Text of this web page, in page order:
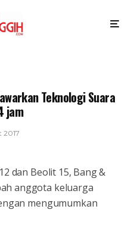
Teknologi Suara
jam
2017
dan Beolit 15, Bang &
anggota keluarga
mengumumkan